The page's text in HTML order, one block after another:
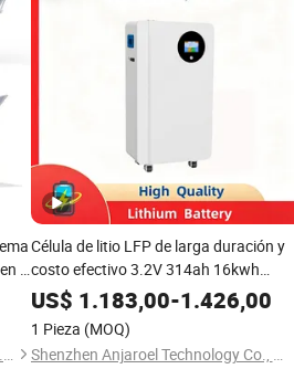
la
Yangzhou Bright Solar Solutions Co., Ltd.
Célula de litio LFP de larga duración y
costo efectivo 3.2V 314ah 16kwh
soporte vertical LiFePO4 paquete de
batería con protección BMS monitor
LCD sistema de energía solar fuera de la
red
US$ 1.183,00-1.426,00
1 Pieza (MOQ)
Shenzhen Anjaroel Technology Co., Ltd